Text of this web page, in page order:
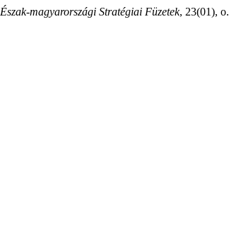
Észak-magyarországi Stratégiai Füzetek, 23(01),